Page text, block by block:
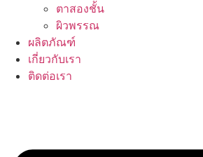
ตาสองชั้น
ผิวพรรณ
ผลิตภัณฑ์
เกี่ยวกับเรา
ติดต่อเรา